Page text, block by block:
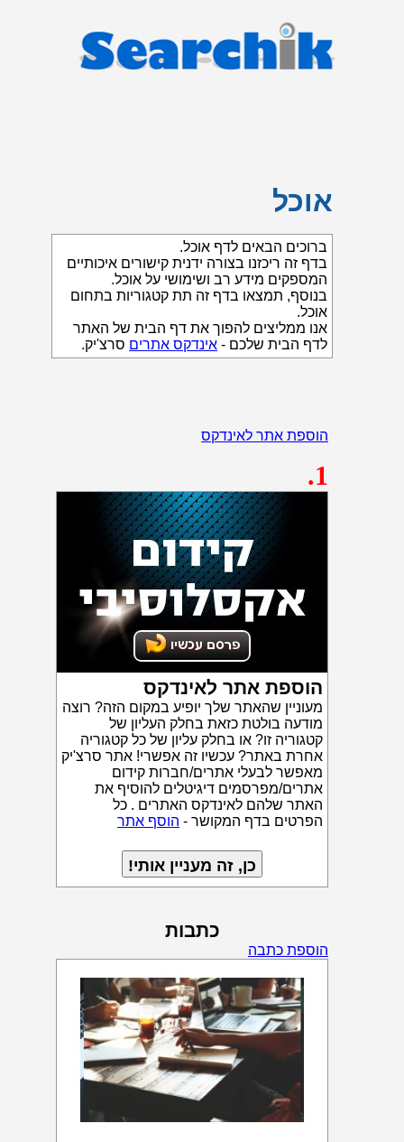
אוכל
ברוכים הבאים לדף אוכל.
בדף זה ריכזנו בצורה ידנית קישורים איכותיים
המספקים מידע רב ושימושי על אוכל.
בנוסף, תמצאו בדף זה תת קטגוריות בתחום
אוכל.
אנו ממליצים להפוך את דף הבית של האתר
לדף הבית שלכם - אינדקס אתרים סרצ'יק.
הוספת אתר לאינדקס
.1
הוספת אתר לאינדקס
מעוניין שהאתר שלך יופיע במקום הזה? רוצה
מודעה בולטת כזאת בחלק העליון של
קטגוריה זו? או בחלק עליון של כל קטגוריה
אחרת באתר? עכשיו זה אפשרי! אתר סרצ'יק
מאפשר לבעלי אתרים/חברות קידום
אתרים/מפרסמים דיגיטלים להוסיף את
האתר שלהם לאינדקס האתרים . כל
הפרטים בדף המקושר - הוסף אתר
כתבות
הוספת כתבה